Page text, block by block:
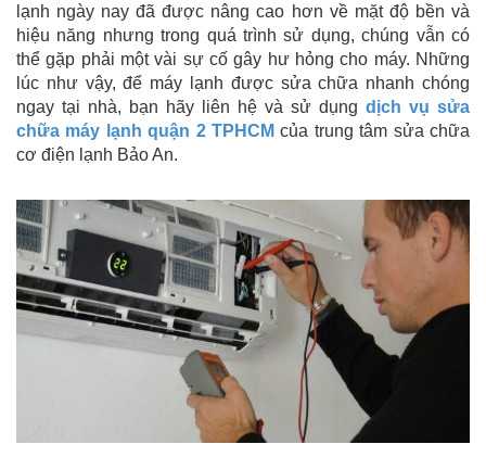
lạnh ngày nay đã được nâng cao hơn về mặt độ bền và
hiệu năng nhưng trong quá trình sử dụng, chúng vẫn có
thể gặp phải một vài sự cố gây hư hỏng cho máy. Những
lúc như vậy, để máy lạnh được sửa chữa nhanh chóng
ngay tại nhà, bạn hãy liên hệ và sử dụng dịch vụ sửa
chữa máy lạnh quận 2 TPHCM của trung tâm sửa chữa
cơ điện lạnh Bảo An.